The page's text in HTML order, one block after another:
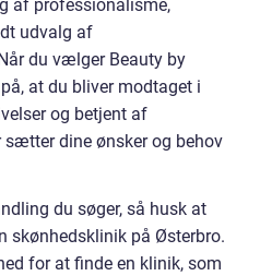
af professionalisme,
udvalg af
du vælger Beauty by
at du bliver modtaget i
og betjent af
sætter dine ønsker og behov
du søger, så husk at
skønhedsklinik på Østerbro.
for at finde en klinik, som